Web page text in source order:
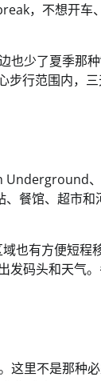
，不想开车
也少了夏季那
行范围内，
、
餐馆、超市和
也有方便短程
发码头和天气
这里不是那种